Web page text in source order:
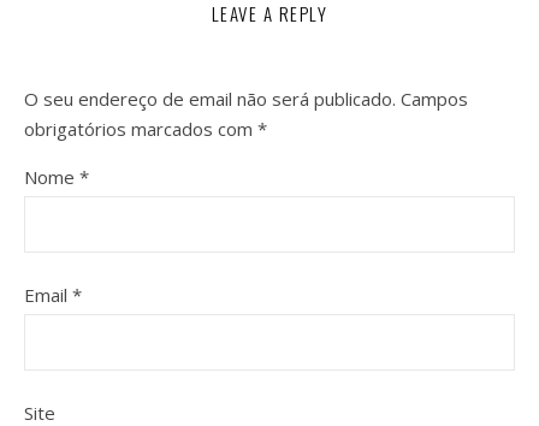
LEAVE A REPLY
O seu endereço de email não será publicado. Campos
obrigatórios marcados com *
Nome *
Email *
Site